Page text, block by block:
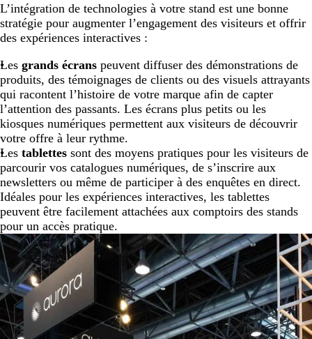
L’intégration de technologies à votre stand est une bonne
stratégie pour augmenter l’engagement des visiteurs et offrir
des expériences interactives :
Les grands écrans peuvent diffuser des démonstrations de
produits, des témoignages de clients ou des visuels attrayants
qui racontent l’histoire de votre marque afin de capter
l’attention des passants. Les écrans plus petits ou les
kiosques numériques permettent aux visiteurs de découvrir
votre offre à leur rythme.
Les tablettes sont des moyens pratiques pour les visiteurs de
parcourir vos catalogues numériques, de s’inscrire aux
newsletters ou même de participer à des enquêtes en direct.
Idéales pour les expériences interactives, les tablettes
peuvent être facilement attachées aux comptoirs des stands
pour un accès pratique.